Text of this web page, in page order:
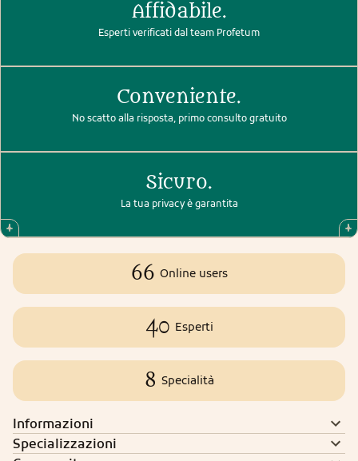
Affidabile.
Esperti verificati dal team Profetum
Conveniente.
No scatto alla risposta, primo consulto gratuito
Sicuro.
La tua privacy è garantita
66 Online users
40 Esperti
8 Specialità
Informazioni
Specializzazioni